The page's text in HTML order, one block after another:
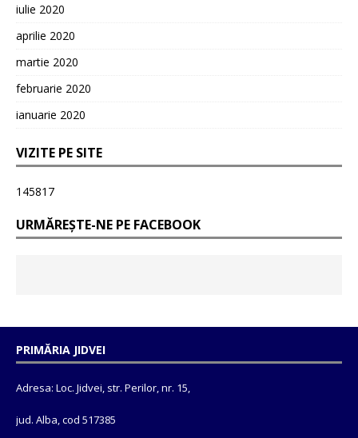
iulie 2020
aprilie 2020
martie 2020
februarie 2020
ianuarie 2020
VIZITE PE SITE
145817
URMĂREȘTE-NE PE FACEBOOK
PRIMĂRIA JIDVEI
Adresa: Loc. Jidvei, str. Perilor, nr. 15,
jud. Alba, cod 517385